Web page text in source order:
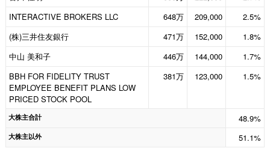
INTERACTIVE BROKERS LLC
648万 209,000
2.5%
(株)三井住友銀行
471万 152,000
1.8%
中山 美和子
446万 144,000
1.7%
BBH FOR FIDELITY TRUST
EMPLOYEE BENEFIT PLANS LOW
PRICED STOCK POOL
381万 123,000 1.5%
大株主合計 48.9%
大株主以外 51.1%